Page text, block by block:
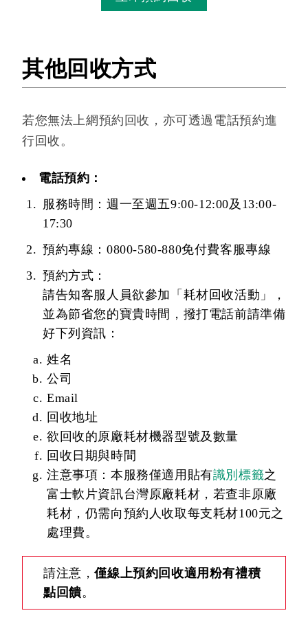
其他回收方式
若您無法上網預約回收，亦可透過電話預約進
行回收。
電話預約：
服務時間：週一至週五9:00-12:00及13:00-
17:30
預約專線：0800-580-880免付費客服專線
預約方式：
請告知客服人員欲參加「耗材回收活動」，
並為節省您的寶貴時間，撥打電話前請準備
好下列資訊：
姓名
公司
Email
回收地址
欲回收的原廠耗材機器型號及數量
回收日期與時間
注意事項：本服務僅適用貼有識別標籤之
富士軟片資訊台灣原廠耗材，若查非原廠
耗材，仍需向預約人收取每支耗材100元之
處理費。
請注意，僅線上預約回收適用粉有禮積
點回饋。